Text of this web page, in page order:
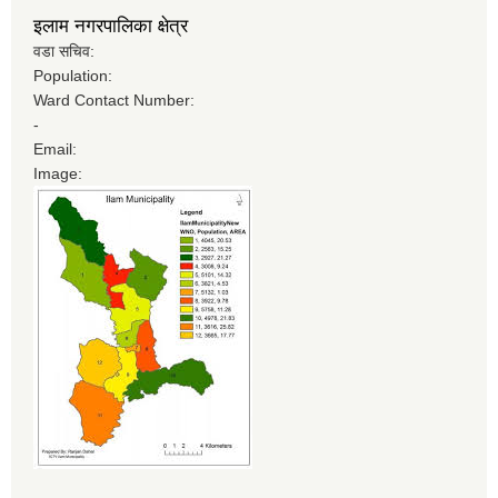
इलाम नगरपालिका क्षेत्र
वडा सचिव:
Population:
Ward Contact Number:
-
Email:
Image: